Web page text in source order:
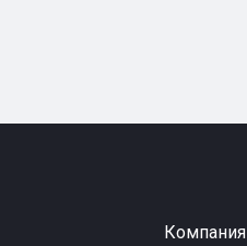
Компания